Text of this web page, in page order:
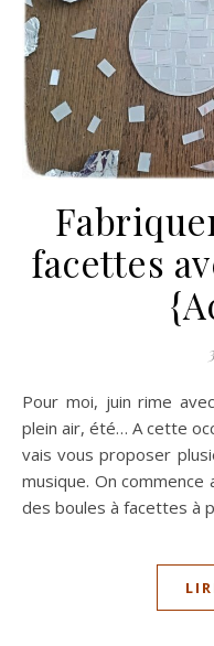
facettes
Pour moi, juin rime avec Fête de la musique, soirées en
plein air, été… A cette
vais vous proposer
musique. On
des boules à facettes à